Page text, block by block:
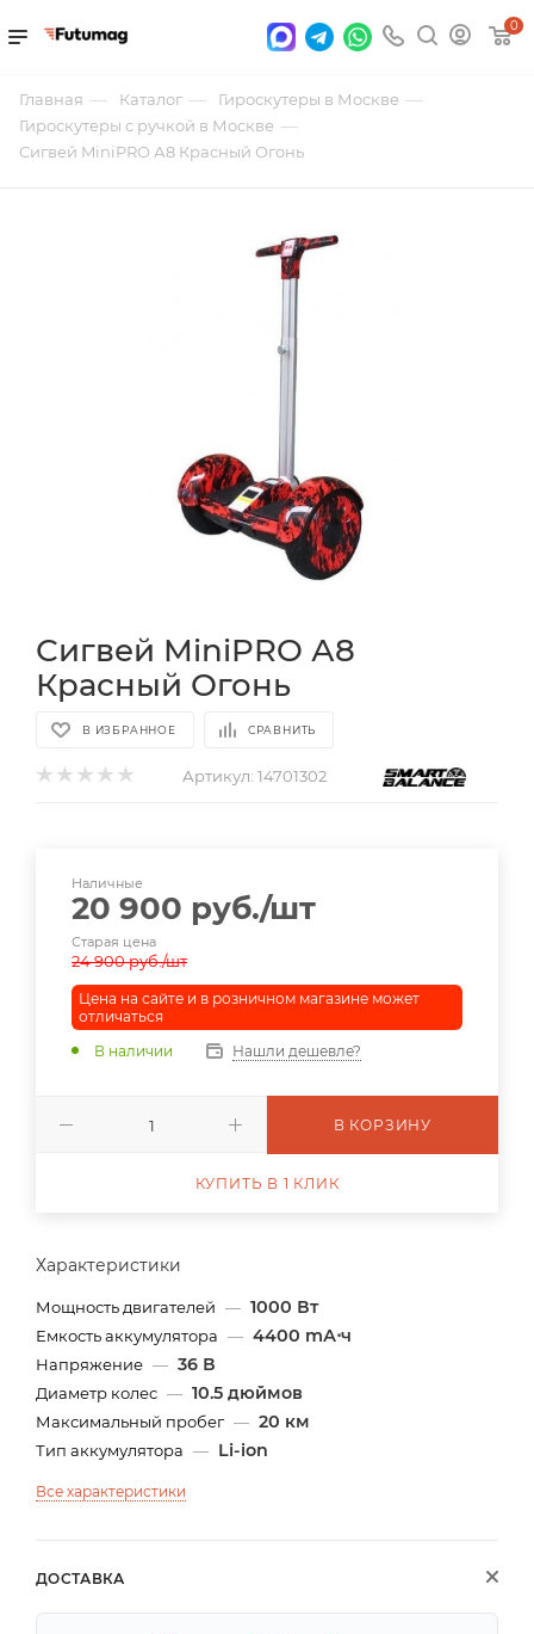
0
Главная — Каталог — Гироскутеры в Москве —
Гироскутеры с ручкой в Москве —
Сигвей MiniPRO А8 Красный Огонь
Сигвей MiniPRO А8
Красный Огонь
В ИЗБРАННОЕ СРАВНИТЬ
Артикул: 14701302
Характеристики
Мощность двигателей — 1000 Вт
Емкость аккумулятора — 4400 mА⋅ч
Напряжение — 36 В
Диаметр колес — 10.5 дюймов
Максимальный пробег — 20 км
Тип аккумулятора — Li-ion
Все характеристики
ДОСТАВКА
Наличные
20 900 руб./шт
Старая цена
24 900руб./шт
Цена на сайте и в розничном магазине может
отличаться
В наличии
Нашли дешевле?
В КОРЗИНУ
КУПИТЬ В 1 КЛИК